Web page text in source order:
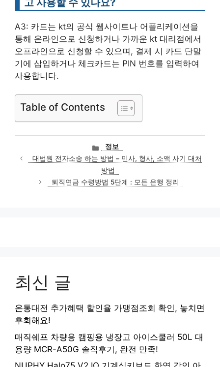
A3: 카드는 kt의 공식 웹사이트나 어플리케이션을
통해 온라인으로 신청하거나 가까운 kt 대리점에서
오프라인으로 신청할 수 있으며, 결제 시 카드 단말
기에 삽입하거나 체크카드는 PIN 번호를 입력하여
사용합니다.
Table of Contents
카
테
고
리
정보
대법원 전자소송 하는 방법 – 민사, 형사, 소액 사기 대처
방법
퇴직연금 수령방법 5단계 : 모든 은행 정리
최신 글
온통대전 추가혜택 할인율 가맹점조회 확인, 놓치면
후회해요!
매직쉐프 차량용 캠핑용 냉장고 아이스쿨러 50L 대
용량 MCR-A50G 솔직후기, 완전 만족!